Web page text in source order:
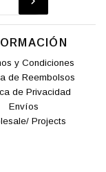
y Condiciones
de Reembolsos
de Privacidad
Envíos
Projects